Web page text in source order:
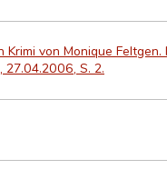
von Monique Feltgen.
S. 2.